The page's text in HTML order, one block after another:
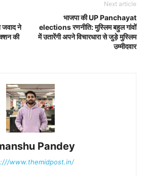
ने
की
Next article
भाजपा की UP Panchayat
elections रणनीति: मुस्लिम बहुल गांवों
में उतारेंगी अपने विचारधारा से जुड़े मुस्लिम
उम्मीदवार
Pandey
www.themidpost.in/